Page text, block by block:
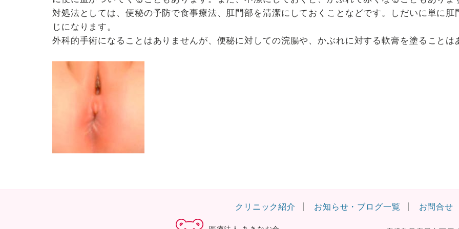
対処法としては、便秘の予防で食事療法、肛門部を清潔にしておくことなどです。しだいに単に
じになります。
外科的手術になることはありませんが、便秘に対しての浣腸や、かぶれに対する軟膏を塗ることは
クリニック紹介 お知らせ・ブログ一覧 お問合せ